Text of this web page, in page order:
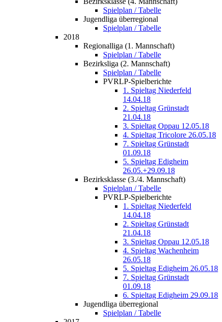
Spielplan / Tabelle
Jugendliga überregional
Spielplan / Tabelle
2018
Regionalliga (1. Mannschaft)
Spielplan / Tabelle
Bezirksliga (2. Mannschaft)
Spielplan / Tabelle
PVRLP-Spielberichte
1. Spieltag Niederfeld
14.04.18
2. Spieltag Grünstadt
21.04.18
3. Spieltag Oppau 12.05.18
4. Spieltag Tricolore 26.05.18
7. Spieltag Grünstadt
01.09.18
5. Spieltag Edigheim
26.05.+29.09.18
Bezirksklasse (3./4. Mannschaft)
Spielplan / Tabelle
PVRLP-Spielberichte
1. Spieltag Niederfeld
14.04.18
2. Spieltag Grünstadt
21.04.18
3. Spieltag Oppau 12.05.18
4. Spieltag Wachenheim
26.05.18
5. Spieltag Edigheim 26.05.18
7. Spieltag Grünstadt
01.09.18
6. Spieltag Edigheim 29.09.18
Jugendliga überregional
Spielplan / Tabelle